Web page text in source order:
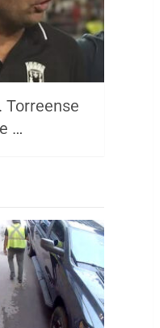
Torreense
…